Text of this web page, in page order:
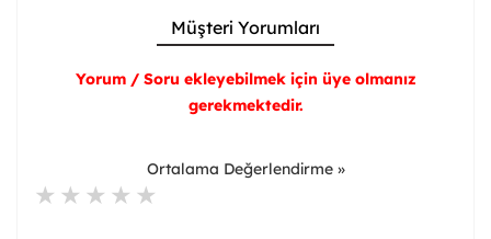
Müşteri Yorumları
Yorum / Soru ekleyebilmek için üye olmanız
gerekmektedir.
Ortalama Değerlendirme »